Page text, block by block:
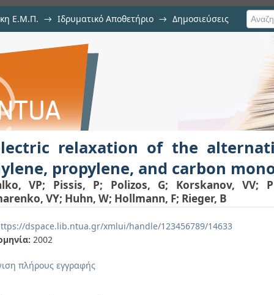
Ε.Μ.Π. → Ιδρυματικό Αποθετήριο → Δημοσιεύσεις
of the alternating terpolymers
relaxation of the
propylene, and carbon
VP; Pissis, P; Polizos, G; Korskanov, VV;
VY; Huhn, W; Hollmann, F; Rieger, B
dspace.lib.ntua.gr/xmlui/handle/123456789/14633
2002
πλήρους εγγραφής